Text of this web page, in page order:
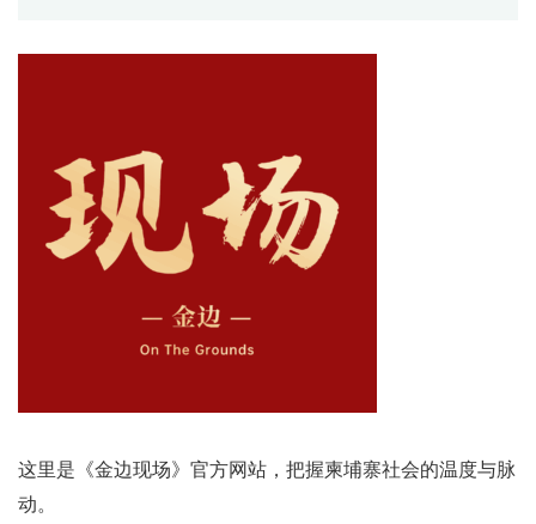
这里是《金边现场》官方网站，把握柬埔寨社会的温度与脉
动。